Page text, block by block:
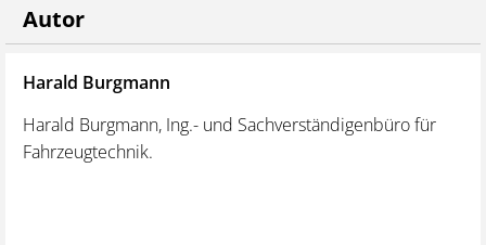
Werfen Sie auch einen Blick auf unsere
Sparangebote!
Berufskraftfahrer Lkw/Omnibus Ausbildungspaket
Print
Berufskraftfahrer Lkw/Omnibus Ausbildungspaket
Autor
Harald Burgmann
Harald Burgmann, Ing.- und Sachverständigenbüro für
Fahrzeugtechnik.